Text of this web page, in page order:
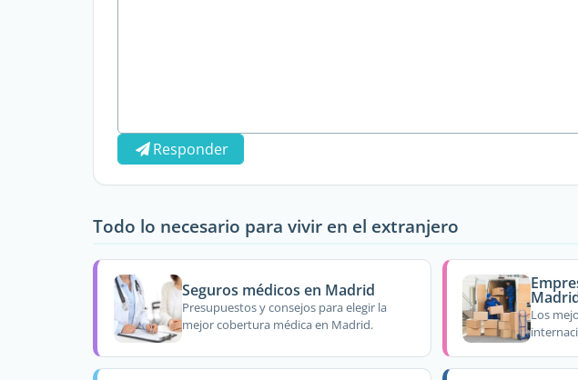
Responder
Todo lo necesario para vivir en el extranjero
Seguros médicos en Madrid
Presupuestos y consejos para elegir la
mejor cobertura médica en Madrid.
Los